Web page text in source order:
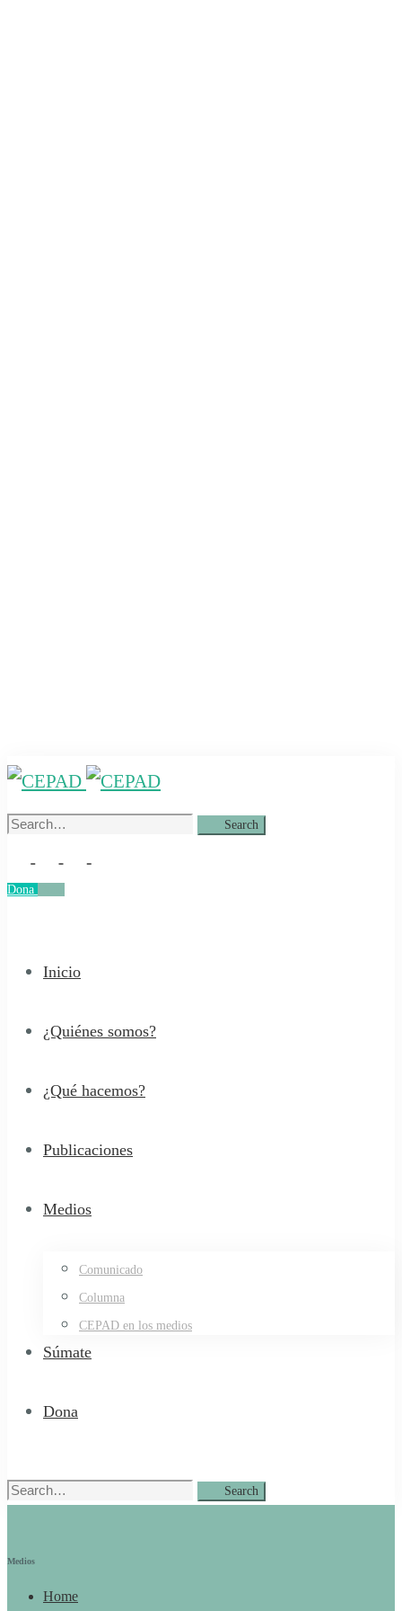
Search
Search
Dona
Inicio
¿Quiénes somos?
¿Qué hacemos?
Publicaciones
Medios
Comunicado
Columna
CEPAD en los medios
Súmate
Dona
Search
Search
Medios
Home